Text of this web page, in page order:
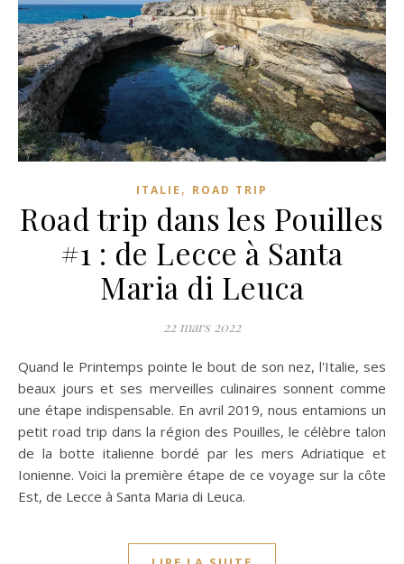
ITALIE , ROAD TRIP
Road trip dans les Pouilles
#1 : de Lecce à Santa
Maria di Leuca
22 mars 2022
Quand le Printemps pointe le bout de son nez, l'Italie, ses
beaux jours et ses merveilles culinaires sonnent comme
une étape indispensable. En avril 2019, nous entamions un
petit road trip dans la région des Pouilles, le célèbre talon
de la botte italienne bordé par les mers Adriatique et
Ionienne. Voici la première étape de ce voyage sur la côte
Est, de Lecce à Santa Maria di Leuca.